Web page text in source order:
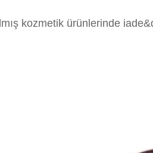
kozmetik ürünlerinde